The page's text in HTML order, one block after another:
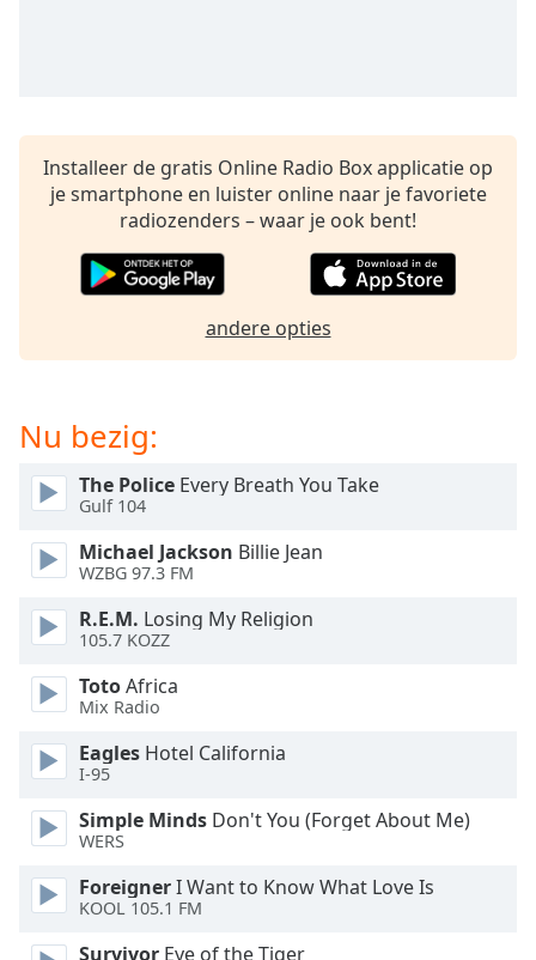
Playback
Chapters
Chapters
Descriptions
off,
Subtitles
subtitles
settings,
opens
subtitles
dialog
subtitles
selected
Audio
Track
Picture-
in-
Picture
Installeer de gratis Online Radio Box applicatie op
je smartphone en luister online naar je favoriete
radiozenders – waar je ook bent!
andere opties
Nu bezig:
The Police Every Breath You Take
Gulf 104
Michael Jackson Billie Jean
WZBG 97.3 FM
R.E.M. Losing My Religion
105.7 KOZZ
TotoAfrica
Mix Radio
Eagles Hotel California
I-95
Simple Minds Don't You (Forget About Me)
WERS
ForeignerI Want to Know What Love Is
KOOL 105.1 FM
Survivor Eye of the Tiger